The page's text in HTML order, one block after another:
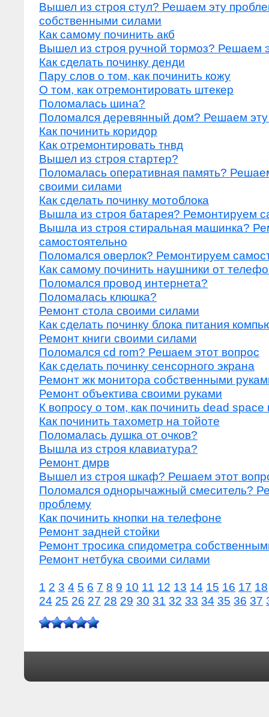
Вышел из строя стул? Решаем эту
собственными силами
Как самому починить акб
Вышел из строя ручной тормоз? Решаем
Как сделать починку денди
Пару слов о том, как починить кожу
О том, как отремонтировать штекер
Поломалась шина?
Поломался деревянный дом? Решаем
Как починить коридор
Как отремонтировать тнвд
Вышел из строя стартер?
Поломалась оперативная память?
своими силами
Как сделать починку мотоблока
Вышла из строя батарея? Ремонтируем
Вышла из строя стиральная машинка?
самостоятельно
Поломался оверлок? Ремонтируем
Как самому починить наушники от
Поломался провод интернета?
Поломалась клюшка?
Ремонт стола своими силами
Как сделать починку блока питания
Ремонт книги своими силами
Поломался cd rom? Решаем этот вопрос
Как сделать починку сенсорного экрана
Ремонт жк монитора собственными
Ремонт объектива своими руками
К вопросу о том, как починить dead space
Как починить тахометр на тойоте
Поломалась душка от очков?
Вышла из строя клавиатура?
Ремонт дмрв
Вышел из строя шкаф? Решаем этот
Поломался однорычажный смеситель?
проблему
Как починить кнопки на телефоне
Ремонт задней стойки
Ремонт тросика спидометра
Ремонт нетбука своими силами
1 2 3 4 5 6 7 8 9 10 11 12 13 14 15 16 17 18
24 25 26 27 28 29 30 31 32 33 34 35 36 37